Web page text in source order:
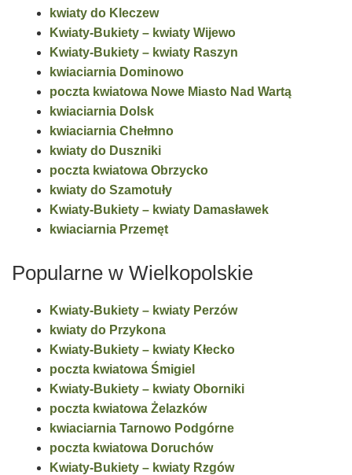
kwiaty do Kleczew
Kwiaty-Bukiety – kwiaty Wijewo
Kwiaty-Bukiety – kwiaty Raszyn
kwiaciarnia Dominowo
poczta kwiatowa Nowe Miasto Nad Wartą
kwiaciarnia Dolsk
kwiaciarnia Chełmno
kwiaty do Duszniki
poczta kwiatowa Obrzycko
kwiaty do Szamotuły
Kwiaty-Bukiety – kwiaty Damasławek
kwiaciarnia Przemęt
Popularne w Wielkopolskie
Kwiaty-Bukiety – kwiaty Perzów
kwiaty do Przykona
Kwiaty-Bukiety – kwiaty Kłecko
poczta kwiatowa Śmigiel
Kwiaty-Bukiety – kwiaty Oborniki
poczta kwiatowa Żelazków
kwiaciarnia Tarnowo Podgórne
poczta kwiatowa Doruchów
Kwiaty-Bukiety – kwiaty Rzgów